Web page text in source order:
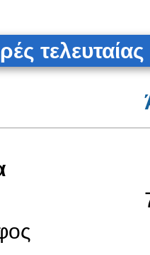
τελευταίας